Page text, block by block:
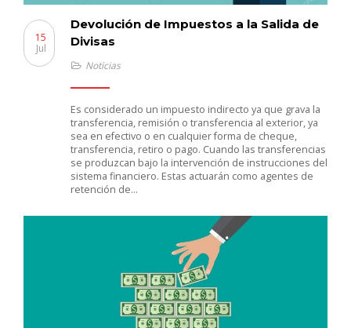
Devolución de Impuestos a la Salida de
Divisas
15
Jul
Noticias
Es considerado un impuesto indirecto ya que grava la
transferencia, remisión o transferencia al exterior, ya
sea en efectivo o en cualquier forma de cheque,
transferencia, retiro o pago. Cuando las transferencias
se produzcan bajo la intervención de instrucciones del
sistema financiero. Estas actuarán como agentes de
retención de…